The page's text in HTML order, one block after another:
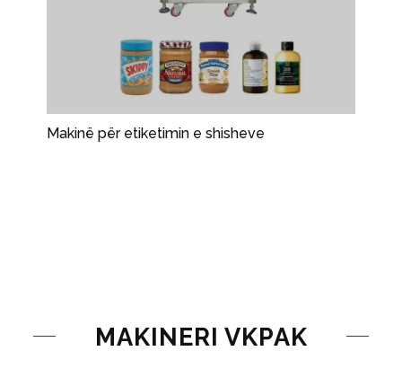
Makinë për etiketimin e shisheve
MAKINERI VKPAK